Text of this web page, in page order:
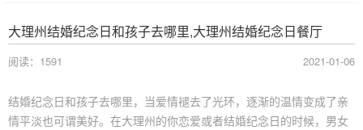
大理州结婚纪念日和孩子去哪里,大理州结婚纪念日餐厅
阅读：1591 2021-01-06
结婚纪念日和孩子去哪里，当爱情褪去了光环，逐渐的温情变成了亲
情平淡也可谓美好。在大理州的你恋爱或者结婚纪念日的时候，男女